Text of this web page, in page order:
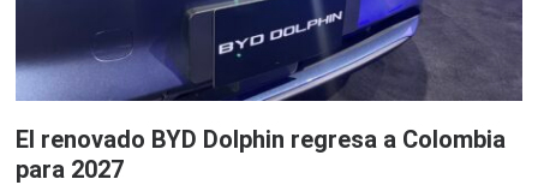
El renovado BYD Dolphin regresa a Colombia
para 2027